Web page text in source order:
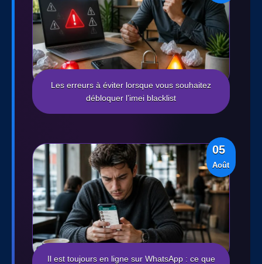
Les erreurs à éviter lorsque vous souhaitez
débloquer l’imei blacklist
05
Août
Il est toujours en ligne sur WhatsApp : ce que